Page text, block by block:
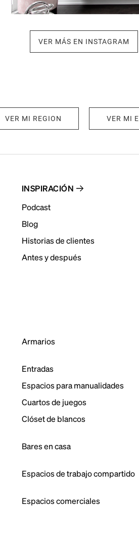
VER MÁS EN INSTAGRAM
VER MI REGION VER MI
INSPIRACIÓN
Podcast
Blog
Historias de clientes
Antes y después
Armarios
Entradas
Espacios para manualidades
Cuartos de juegos
Clóset de blancos
Bares en casa
Espacios de trabajo compartido
Espacios comerciales